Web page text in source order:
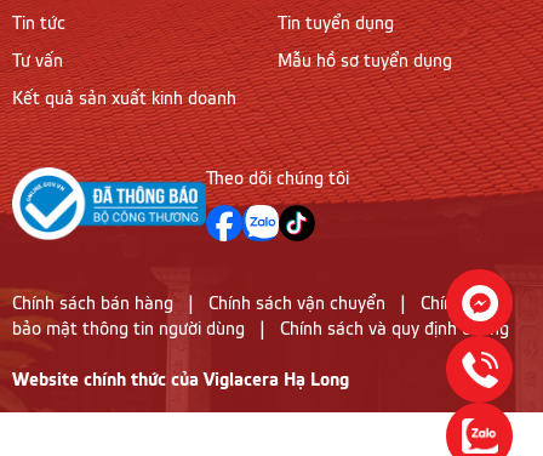
Tin tức
Tư vấn
Kết quả sản xuất kinh doanh
Tin tuyển dụng
Mẫu hồ sơ tuyển dụng
Theo dõi chúng tôi
Chính sách bán hàng | Chính sách vận chuyển | Chính sách
bảo mật thông tin người dùng | Chính sách và quy định chung
Website chính thức của Viglacera Hạ Long